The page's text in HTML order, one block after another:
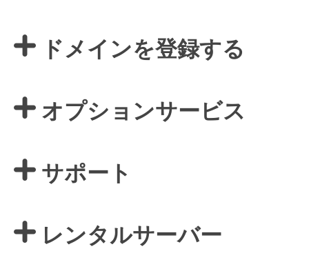
ドメインを登録する
オプションサービス
サポート
レンタルサーバー